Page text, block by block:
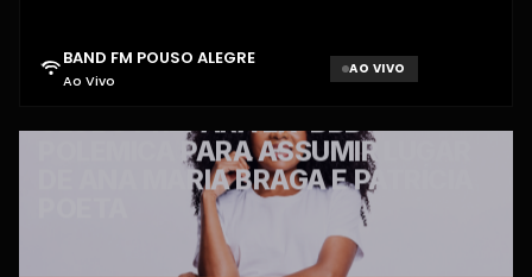
BAND FM POUSO ALEGRE
Ao Vivo
AO VIVO